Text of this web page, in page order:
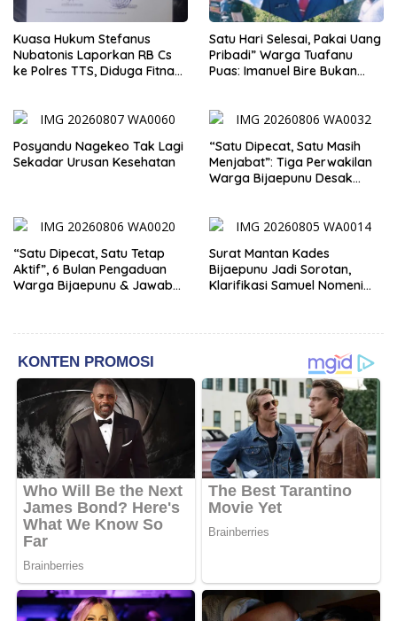
Kuasa Hukum Stefanus
Nubatonis Laporkan RB Cs
ke Polres TTS, Diduga Fitnah
Satu Hari Selesai, Pakai Uang
Pribadi” Warga Tuafanu
Puas: Imanuel Bire Bukan
Posyandu Nagekeo Tak Lagi
Sekadar Urusan Kesehatan
“Satu Dipecat, Satu Masih
Menjabat”: Tiga Perwakilan
Warga Bijaepunu Desak
“Satu Dipecat, Satu Tetap
Aktif”, 6 Bulan Pengaduan
Warga Bijaepunu & Jawaban
Surat Mantan Kades
Bijaepunu Jadi Sorotan,
Klarifikasi Samuel Nomeni